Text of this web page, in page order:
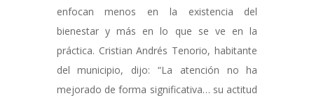
enfocan menos en la existencia del
bienestar y más en lo que se ve en la
práctica. Cristian Andrés Tenorio, habitante
del municipio, dijo: “La atención no ha
mejorado de forma significativa… su actitud